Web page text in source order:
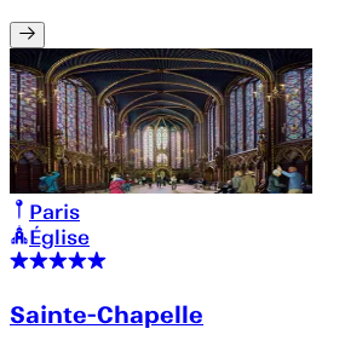
Paris
Église
Sainte-Chapelle